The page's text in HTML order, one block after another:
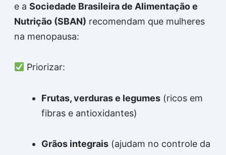
e a Sociedade Brasileira de Alimentação e
Nutrição (SBAN) recomendam que mulheres
na menopausa:
Priorizar:
Frutas, verduras e legumes(ricos em
fibras e antioxidantes)
Grãos integrais(ajudam no controle da